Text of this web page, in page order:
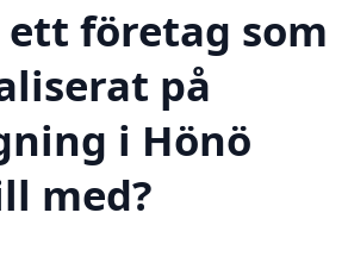
ett företag som
på
i Hönö
med?